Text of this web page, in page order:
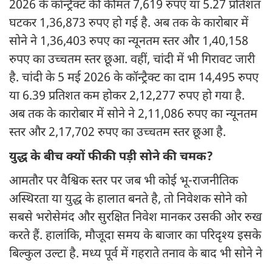
2026 के कॉन्ट्रैक्ट की कीमत 7,619 रुपए या 5.27 प्रतिशत
घटकर 1,36,873 रुपए हो गई है. अब तक के कारोबार में
सोने ने 1,36,403 रुपए का न्यूनतम स्तर और 1,40,158
रुपए का उच्चतम स्तर छूआ. वहीं, चांदी में भी गिरावट जारी
है. चांदी के 5 मई 2026 के कॉन्ट्रैक्ट का दाम 14,495 रुपए
या 6.39 प्रतिशत कम होकर 2,12,277 रुपए हो गया है.
अब तक के कारोबार में सोने ने 2,11,086 रुपए का न्यूनतम
स्तर और 2,17,702 रुपए का उच्चतम स्तर छूआ है.
युद्ध के बीच क्यों फीकी पड़ी सोने की चमक?
आमतौर पर वैश्विक स्तर पर जब भी कोई भू-राजनीतिक
अस्थिरता या युद्ध के हालात बनते है, तो निवेशक सोने को
सबसे भरोसेमंद और सुरक्षित निवेश मानकर उसकी ओर रुख
करते हैं. हालांकि, मौजूदा समय के बाजार का परिदृश्य इसके
बिल्कुल उल्टा है. मध्य पूर्व में गहराते तनाव के बाद भी सोने ने